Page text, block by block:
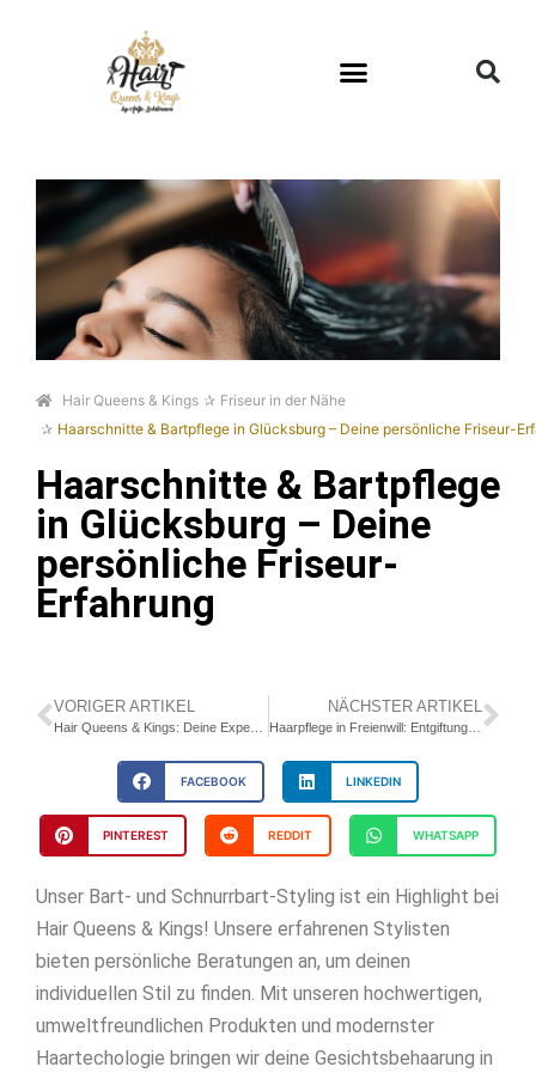
Hair Queens & Kings
Friseur in der Nähe
Haarschnitte & Bartpflege in Glücksburg – Deine persönliche Friseur-
Haarschnitte & Bartpflege
in Glücksburg – Deine
persönliche Friseur-
Erfahrung
VORIGER ARTIKEL NÄCHSTER ARTIKEL
Haarpflege in Freienwill: Entgiftung & Reparatur bei Hair Queens & Kings
FACEBOOK LINKEDIN
PINTEREST REDDIT WHATSAPP
Unser Bart- und Schnurrbart-Styling ist ein Highlight bei
Hair Queens & Kings! Unsere erfahrenen Stylisten
bieten persönliche Beratungen an, um deinen
individuellen Stil zu finden. Mit unseren hochwertigen,
umweltfreundlichen Produkten und modernster
Haartechologie bringen wir deine Gesichtsbehaarung in